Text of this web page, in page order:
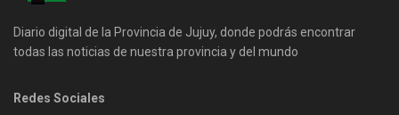
Diario digital de la Provincia de Jujuy, donde podrás encontrar
todas las noticias de nuestra provincia y del mundo
Redes Sociales